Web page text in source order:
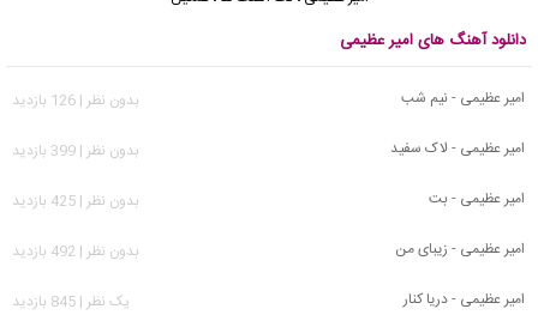
دانلود آهنگ های امیر عظیمی
امیر عظیمی - نیم شب
بدون نظر | 126 بازدید
امیر عظیمی - لاک سفید
بدون نظر | 399 بازدید
امیر عظیمی - بت
بدون نظر | 425 بازدید
امیر عظیمی - زیبای من
بدون نظر | 492 بازدید
امیر عظیمی - دریا کنار
يک نظر | 845 بازدید